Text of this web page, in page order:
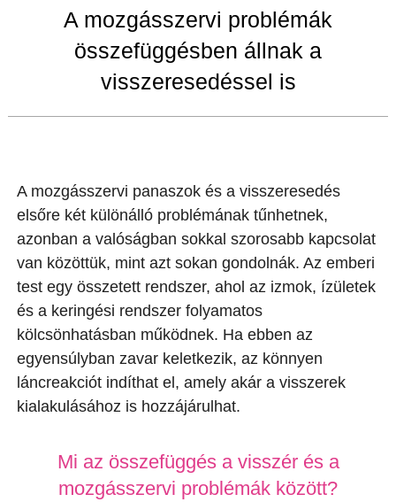
A mozgásszervi problémák
összefüggésben állnak a
visszeresedéssel is
A mozgásszervi panaszok és a visszeresedés
elsőre két különálló problémának tűnhetnek,
azonban a valóságban sokkal szorosabb kapcsolat
van közöttük, mint azt sokan gondolnák. Az emberi
test egy összetett rendszer, ahol az izmok, ízületek
és a keringési rendszer folyamatos
kölcsönhatásban működnek. Ha ebben az
egyensúlyban zavar keletkezik, az könnyen
láncreakciót indíthat el, amely akár a visszerek
kialakulásához is hozzájárulhat.
Mi az összefüggés a visszér és a
mozgásszervi problémák között?